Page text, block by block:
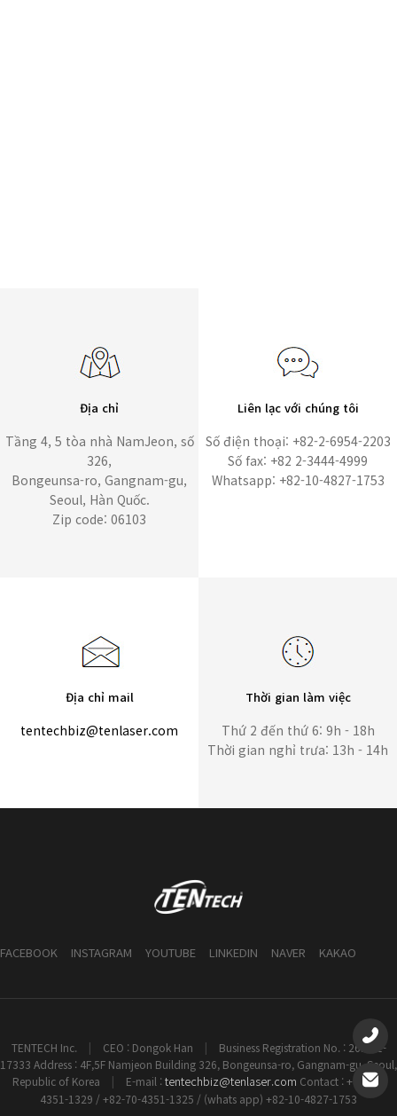
Địa chỉ
Tầng 4, 5 tòa nhà NamJeon, số
326,
Bongeunsa-ro, Gangnam-gu,
Seoul, Hàn Quốc.
Zip code: 06103
Liên lạc với chúng tôi
Số điện thoại: +82-2-6954-2203
Số fax: +82 2-3444-4999
Whatsapp: +82-10-4827-1753
Địa chỉ mail
tentechbiz@tenlaser.com
Thời gian làm việc
Thứ 2 đến thứ 6: 9h - 18h
Thời gian nghỉ trưa: 13h - 14h
FACEBOOK INSTAGRAM YOUTUBE LINKEDIN NAVER KAKAO
TENTECH Inc. | CEO : Dongok Han |
Business Registration No. : 261-81-
17333 Address : 4F,5F Namjeon Building 326, Bongeunsa-ro, Gangnam-gu, Seoul,
Republic of Korea
| E-mail :tentechbiz@tenlaser.com Contact : +82-70-
4351-1329 / +82-70-4351-1325 / (whats app) +82-10-4827-1753